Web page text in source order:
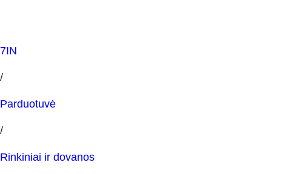
7IN
/
Parduotuvė
/
Rinkiniai ir dovanos